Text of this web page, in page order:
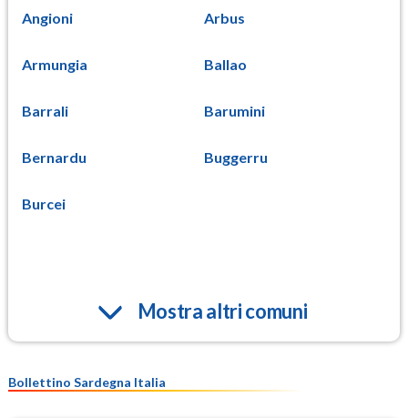
Angioni Arbus
Armungia Ballao
Barrali Barumini
Bernardu Buggerru
Burcei
Mostra altri comuni
Bollettino Sardegna Italia